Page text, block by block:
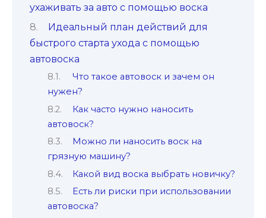
ухаживать за авто с помощью воска
Идеальный план действий для
быстрого старта ухода с помощью
автовоска
Что такое автовоск и зачем он
нужен?
Как часто нужно наносить
автовоск?
Можно ли наносить воск на
грязную машину?
Какой вид воска выбрать новичку?
Есть ли риски при использовании
автовоска?